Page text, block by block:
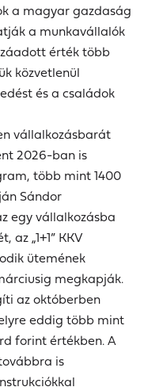
a magyar gazdaság
a munkavállalók
érték több
közvetlenül
és a családok
vállalkozásbarát
2026-ban is
több mint 1400
Sándor
egy vállalkozásba
„1+1” KKV
ütemének
megkapják.
az októberben
eddig több mint
forint értékben. A
is